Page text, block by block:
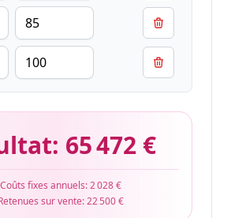
65 472 €
Coûts fixes annuels:2 028 €
sur vente:22 500 €